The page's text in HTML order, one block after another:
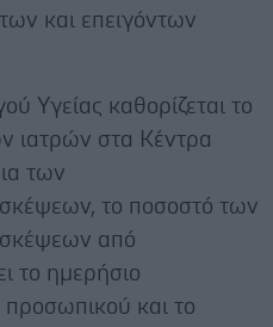
και επειγόντων
Υγείας καθορίζεται το
ιατρών στα Κέντρα
των
το ποσοστό των
από
το ημερήσιο
και το